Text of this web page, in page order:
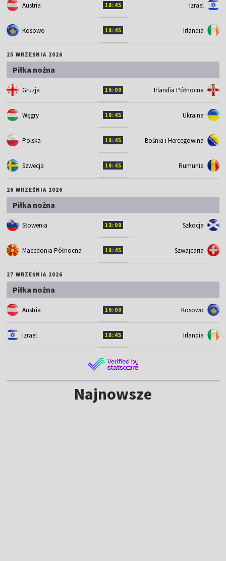
Austria 18:45 Izrael
Kosowo 18:45 Irlandia
25 WRZEŚNIA 2026
Piłka nożna
Gruzja 16:00 Irlandia Północna
Węgry 18:45 Ukraina
Polska 18:45 Bośnia i Hercegowina
Szwecja 18:45 Rumunia
26 WRZEŚNIA 2026
Piłka nożna
Słowenia 13:00 Szkocja
Macedonia Północna 18:45 Szwajcaria
27 WRZEŚNIA 2026
Piłka nożna
Austria 16:00 Kosowo
Izrael 18:45 Irlandia
Najnowsze